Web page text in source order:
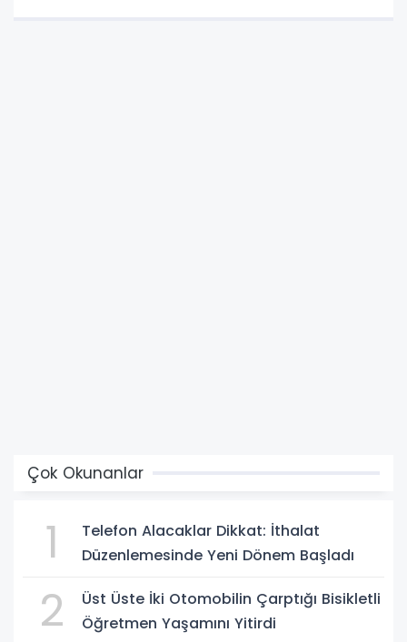
Çok Okunanlar
1
Telefon Alacaklar Dikkat: İthalat
Düzenlemesinde Yeni Dönem Başladı
2
Üst Üste İki Otomobilin Çarptığı Bisikletli
Öğretmen Yaşamını Yitirdi